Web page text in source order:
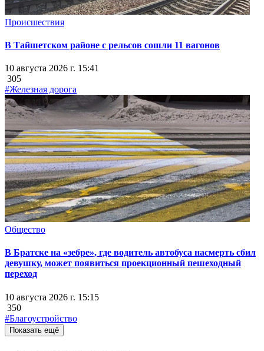
Происшествия
В Тайшетском районе с рельсов сошли 11 вагонов
10 августа 2026 г. 15:41
305
#Железная дорога
Общество
В Братске на «зебре», где водитель автобуса насмерть сбил
девушку, может появиться проекционный пешеходный
переход
10 августа 2026 г. 15:15
350
#Благоустройство
Показать ещё